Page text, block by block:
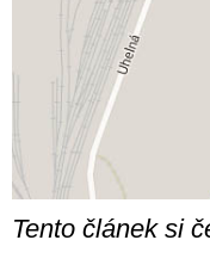
Tento článek si